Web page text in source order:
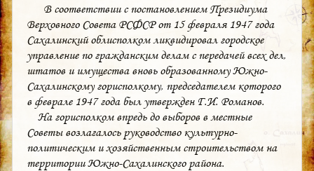
В соответствии с постановлением Президиума
Верховного Совета РСФСР от 15 февраля 1947 года
Сахалинский облисполком ликвидировал городское
управление по гражданским делам с передачей всех дел,
штатов и имущества вновь образованному Южно-
Сахалинскому горисполкому, председателем которого
в феврале 1947 года был утвержден Г.И. Романов.
На горисполком впредь до выборов в местные
Советы возлагалось руководство культурно-
политическим и хозяйственным строительством на
территории Южно-Сахалинского района.